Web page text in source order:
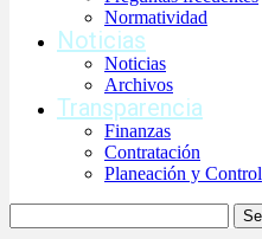
Normatividad
Noticias
Noticias
Archivos
Transparencia
Finanzas
Contratación
Planeación y Control